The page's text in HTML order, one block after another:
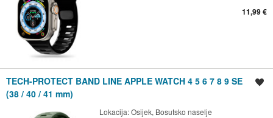
11,99 €
TECH-PROTECT BAND LINE APPLE WATCH 4 5 6 7 8 9 SE
(38 / 40 / 41 mm)
Lokacija:Osijek, Bosutsko naselje